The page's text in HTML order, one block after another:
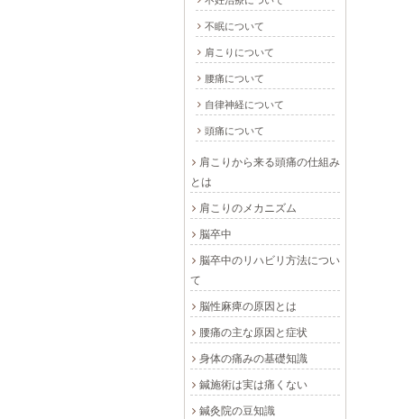
不眠について
肩こりについて
腰痛について
自律神経について
頭痛について
肩こりから来る頭痛の仕組み
とは
肩こりのメカニズム
脳卒中
脳卒中のリハビリ方法につい
て
脳性麻痺の原因とは
腰痛の主な原因と症状
身体の痛みの基礎知識
鍼施術は実は痛くない
鍼灸院の豆知識